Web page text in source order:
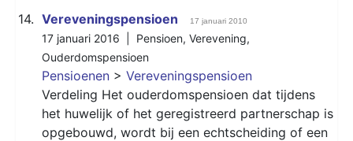
14. Vereveningspensioen 17 januari 2010
17 januari 2016 | Pensioen, Verevening,
Ouderdomspensioen
Pensioenen > Vereveningspensioen
Verdeling Het ouderdomspensioen dat tijdens
het huwelijk of het geregistreerd partnerschap is
opgebouwd, wordt bij een echtscheiding of een